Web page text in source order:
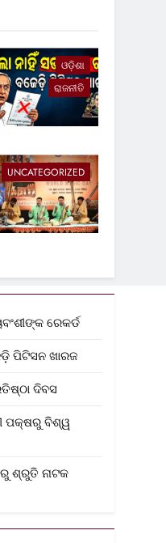
ଓଡ଼ିଶା
ରାଜନୀତି
UNCATEGORIZED
ରେକର୍ଡ
ପିଟିସନ ଖାରଜ
ଦିବସ
ପକ୍ଷରୁ ବିଶ୍ୱ
ଶ୍ରୁତି ନାଟକ